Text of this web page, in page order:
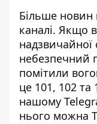
Більше
каналі. Якщо
надзвичайної
небезпечний
помітили
це 101, 102
нашому
нього можна